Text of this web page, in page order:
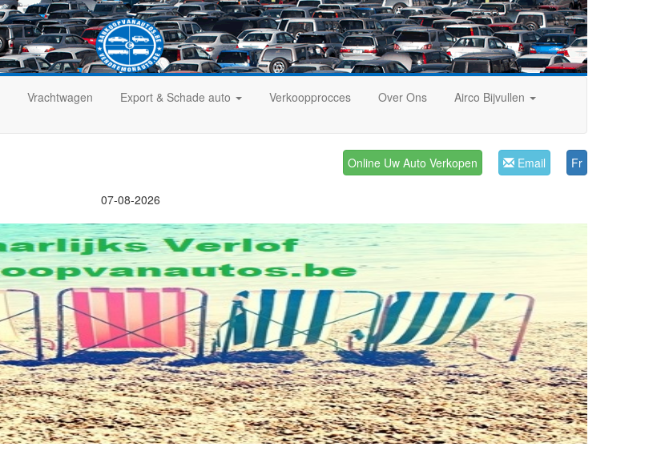
Vrachtwagen Export & Schade auto Verkoopprocces Over Ons Airco Bijvullen
Fr
Email
Online Uw Auto Verkopen
07-08-2026